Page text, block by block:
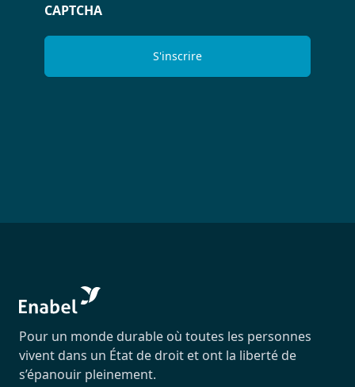
CAPTCHA
Pour un monde durable où toutes les personnes
vivent dans un État de droit et ont la liberté de
s’épanouir pleinement.